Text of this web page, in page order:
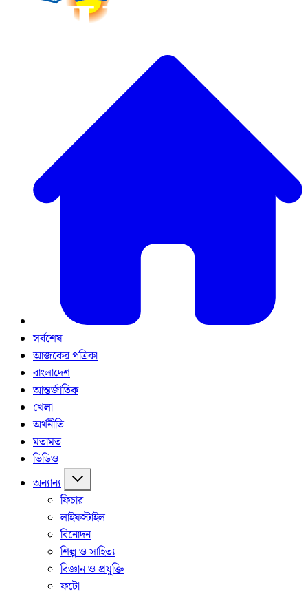
সর্বশেষ
আজকের পত্রিকা
বাংলাদেশ
আন্তর্জাতিক
খেলা
অর্থনীতি
মতামত
ভিডিও
অন্যান্য
ফিচার
লাইফস্টাইল
বিনোদন
শিল্প ও সাহিত্য
বিজ্ঞান ও প্রযুক্তি
ফটো